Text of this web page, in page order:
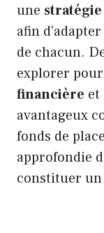
une
afin
de chacun.
explorer
financière et
avantageux
fonds de
approfondie
constituer